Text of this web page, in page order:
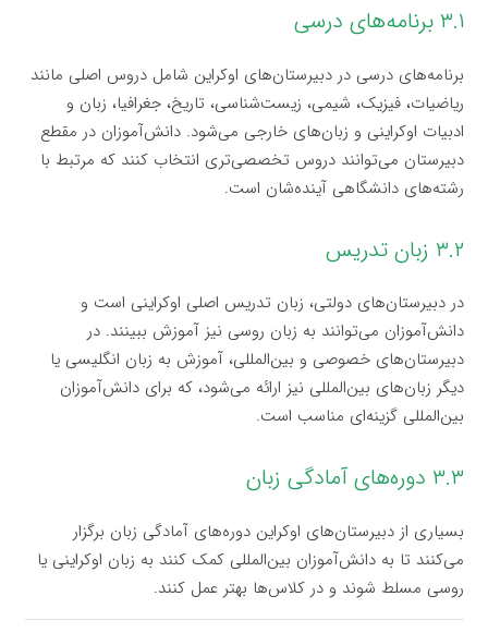
۳.۱ برنامه‌های درسی
برنامه‌های درسی در دبیرستان‌های اوکراین شامل دروس اصلی مانند
ریاضیات، فیزیک، شیمی، زیست‌شناسی، تاریخ، جغرافیا، زبان و
ادبیات اوکراینی و زبان‌های خارجی می‌شود. دانش‌آموزان در مقطع
دبیرستان می‌توانند دروس تخصصی‌تری انتخاب کنند که مرتبط با
رشته‌های دانشگاهی آینده‌شان است.
۳.۲ زبان تدریس
در دبیرستان‌های دولتی، زبان تدریس اصلی اوکراینی است و
دانش‌آموزان می‌توانند به زبان روسی نیز آموزش ببینند. در
دبیرستان‌های خصوصی و بین‌المللی، آموزش به زبان انگلیسی یا
دیگر زبان‌های بین‌المللی نیز ارائه می‌شود، که برای دانش‌آموزان
بین‌المللی گزینه‌ای مناسب است.
۳.۳ دوره‌های آمادگی زبان
بسیاری از دبیرستان‌های اوکراین دوره‌های آمادگی زبان برگزار
می‌کنند تا به دانش‌آموزان بین‌المللی کمک کنند به زبان اوکراینی یا
روسی مسلط شوند و در کلاس‌ها بهتر عمل کنند.